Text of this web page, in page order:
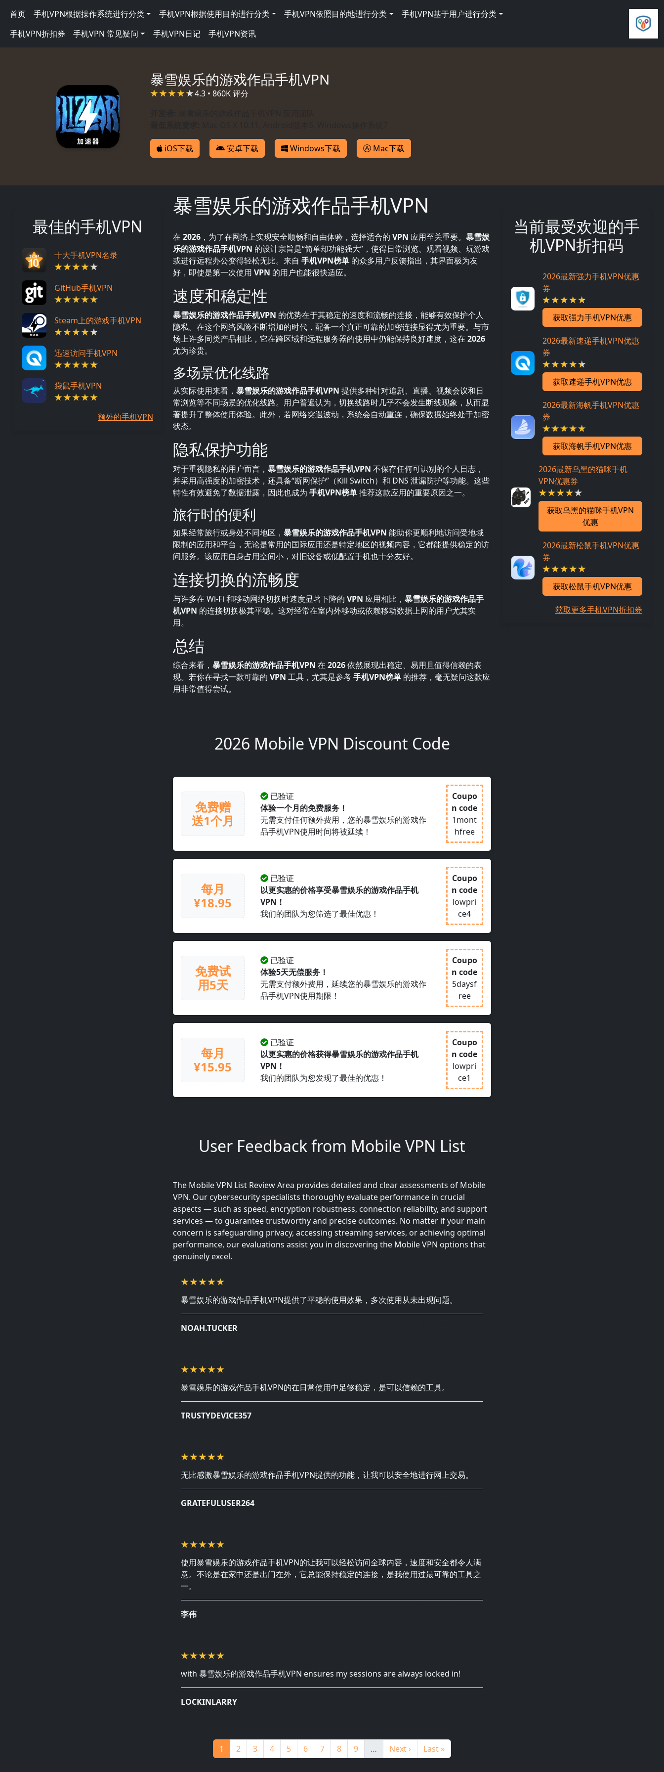
Main navigation
首页 手机VPN根据操作系统进行分类 手机VPN根据使用目的进行分类 手机VPN依照目的地进行分类
手机VPN基于用户进行分类
手机VPN折扣券
手机VPN 常见疑问 手机VPN日记 手机VPN资讯
暴雪娱乐的游戏作品手机VPN
4.3 • 860K 评分
iOS下载 安卓下载 Windows下载 Mac下载
最佳的手机VPN
十大手机VPN名录
GitHub手机VPN
Steam上的游戏手机VPN
迅速访问手机VPN
袋鼠手机VPN
额外的手机VPN
暴雪娱乐的游戏作品手机VPN
在 2026 ，为了在网络上实现安全顺畅和自由体验，选择适合的 VPN 应用至关重要。 暴雪娱
乐的游戏作品手机VPN 的设计宗旨是“简单却功能强大”，使得日常浏览、观看视频、玩游戏
或进行远程办公变得轻松无比。来自 手机VPN榜单 的众多用户反馈指出，其界面极为友
好，即使是第一次使用 VPN 的用户也能很快适应。
速度和稳定性
暴雪娱乐的游戏作品手机VPN 的优势在于其稳定的速度和流畅的连接，能够有效保护个人
隐私。在这个网络风险不断增加的时代，配备一个真正可靠的加密连接显得尤为重要。与市
场上许多同类产品相比，它在跨区域和远程服务器的使用中仍能保持良好速度，这在 2026
尤为珍贵。
多场景优化线路
从实际使用来看， 暴雪娱乐的游戏作品手机VPN 提供多种针对追剧、直播、视频会议和日
常浏览等不同场景的优化线路。用户普遍认为，切换线路时几乎不会发生断线现象，从而显
著提升了整体使用体验。此外，若网络突遇波动，系统会自动重连，确保数据始终处于加密
状态。
隐私保护功能
对于重视隐私的用户而言， 暴雪娱乐的游戏作品手机VPN 不保存任何可识别的个人日志，
并采用高强度的加密技术，还具备“断网保护”（Kill Switch）和 DNS 泄漏防护等功能。这些
特性有效避免了数据泄露，因此也成为 手机VPN榜单推荐这款应用的重要原因之一。
旅行时的便利
如果经常旅行或身处不同地区， 暴雪娱乐的游戏作品手机VPN 能助你更顺利地访问受地域
限制的应用和平台，无论是常用的国际应用还是特定地区的视频内容，它都能提供稳定的访
问服务。该应用自身占用空间小，对旧设备或低配置手机也十分友好。
连接切换的流畅度
与许多在 Wi-Fi 和移动网络切换时速度显著下降的 VPN 应用相比， 暴雪娱乐的游戏作品手
机VPN 的连接切换极其平稳。这对经常在室内外移动或依赖移动数据上网的用户尤其实
用。
总结
综合来看， 暴雪娱乐的游戏作品手机VPN 在 2026依然展现出稳定、易用且值得信赖的表
现。若你在寻找一款可靠的 VPN 工具，尤其是参考手机VPN榜单 的推荐，毫无疑问这款应
用非常值得尝试。
2026 Mobile VPN Discount Code
免费赠
送1个月
已验证
体验一个月的免费服务！
无需支付任何额外费用，您的暴雪娱乐的游戏作
品手机VPN使用时间将被延续！
Coupo
n code
1mont
hfree
每月
¥18.95
已验证
以更实惠的价格享受暴雪娱乐的游戏作品手机
VPN！
我们的团队为您筛选了最佳优惠！
Coupo
n code
lowpri
ce4
免费试
用5天
已验证
体验5天无偿服务！
无需支付额外费用，延续您的暴雪娱乐的游戏作
品手机VPN使用期限！
Coupo
n code
5daysf
ree
每月
¥15.95
已验证
以更实惠的价格获得暴雪娱乐的游戏作品手机
VPN！
我们的团队为您发现了最佳的优惠！
Coupo
n code
lowpri
ce1
User Feedback from Mobile VPN List
The Mobile VPN List Review Area provides detailed and clear assessments of Mobile
VPN. Our cybersecurity specialists thoroughly evaluate performance in crucial
aspects — such as speed, encryption robustness, connection reliability, and support
services — to guarantee trustworthy and precise outcomes. No matter if your main
concern is safeguarding privacy, accessing streaming services, or achieving optimal
performance, our evaluations assist you in discovering the Mobile VPN options that
genuinely excel.
暴雪娱乐的游戏作品手机VPN提供了平稳的使用效果，多次使用从未出现问题。
NOAH.TUCKER
暴雪娱乐的游戏作品手机VPN的在日常使用中足够稳定，是可以信赖的工具。
TRUSTYDEVICE357
无比感激暴雪娱乐的游戏作品手机VPN提供的功能，让我可以安全地进行网上交易。
GRATEFULUSER264
使用暴雪娱乐的游戏作品手机VPN的让我可以轻松访问全球内容，速度和安全都令人满
意。不论是在家中还是出门在外，它总能保持稳定的连接，是我使用过最可靠的工具之
一。
李伟
with 暴雪娱乐的游戏作品手机VPN ensures my sessions are always locked in!
LOCKINLARRY
Page
1 Page
2 Page
3 Page
4 Page
5 Page
6 Page
7 Page
8 Page
9 … 下一页
Next › 末页
Last »
当前最受欢迎的手
机VPN折扣码
2026最新强力手机VPN优惠
券
获取强力手机VPN优惠
2026最新速递手机VPN优惠
券
获取速递手机VPN优惠
2026最新海帆手机VPN优惠
券
获取海帆手机VPN优惠
2026最新乌黑的猫咪手机
VPN优惠券
获取乌黑的猫咪手机VPN
优惠
2026最新松鼠手机VPN优惠
券
获取松鼠手机VPN优惠
获取更多手机VPN折扣券